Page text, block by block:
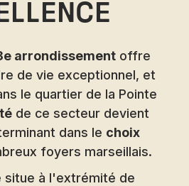
arrondissement offre
de vie exceptionnel, et
le quartier de la Pointe
de ce secteur devient
dans le choix
foyers marseillais.
situe à l'extrémité de